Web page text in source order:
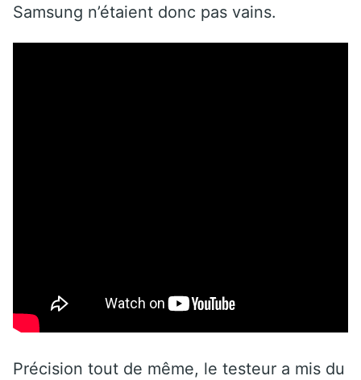
Samsung n’étaient donc pas vains.
Précision tout de même, le testeur a mis du